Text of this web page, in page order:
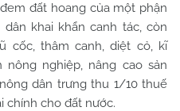
đất hoang của một phận
khai khẩn canh tác, còn
cốc, thâm canh, diệt cỏ, kĩ
nghiệp, nâng cao sản
dân trưng thu 1/10 thuế
chính cho đất nước.